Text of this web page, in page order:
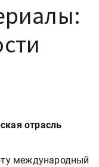
отрасль
международный